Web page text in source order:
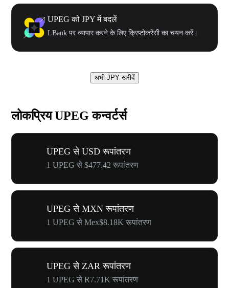
UPEG को JPY में बदलें
LBank पर व्यापार करने के लिए क्रिप्टोकरेंसी का चयन करें।
अभी JPY खरीदें
लोकप्रिय UPEG कन्वर्टर्स
UPEG से USD रूपांतरण
1 UPEG से $477.42 रूपांतरण
UPEG से MXN रूपांतरण
1 UPEG से Mex$8.18K रूपांतरण
UPEG से ZAR रूपांतरण
1 UPEG से R7.71K रूपांतरण